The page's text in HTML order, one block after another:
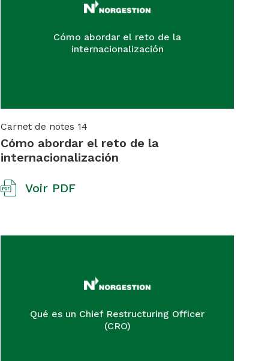
Cómo abordar el reto de la
internacionalización
Carnet de notes 14
Cómo abordar el reto de la
internacionalización
Voir PDF
Qué es un Chief Restructuring Officer
(CRO)